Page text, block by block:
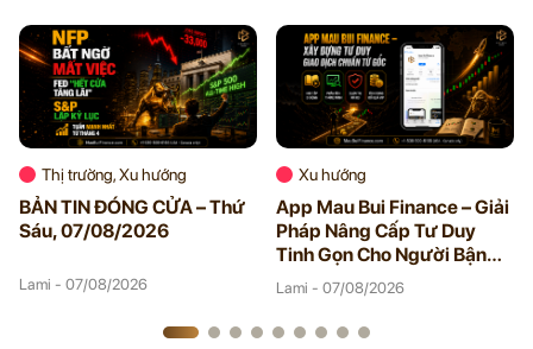
Thị trường, Xu hướng
BẢN TIN ĐÓNG CỬA – Thứ
Sáu, 07/08/2026
Lami - 07/08/2026
Xu hướng
App Mau Bui Finance – Giải
Pháp Nâng Cấp Tư Duy
Tinh Gọn Cho Người Bận
Rộn
Lami - 07/08/2026